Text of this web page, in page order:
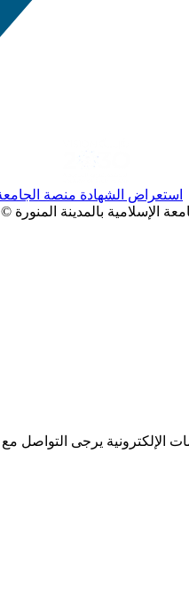
الإسلامية بالمدينة المنورة ©
الإلكترونية يرجى التواصل مع